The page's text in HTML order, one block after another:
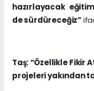
hazırlayacak
de sürdüreceğiz”
Taş: “Özellikle Fikir
projeleri yakından